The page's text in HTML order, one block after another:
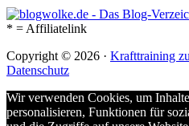
* = Affiliatelink
Copyright © 2026 · Krafttraining
Datenschutz
Wir verwenden Cookies, um
personalisieren, Funktionen für